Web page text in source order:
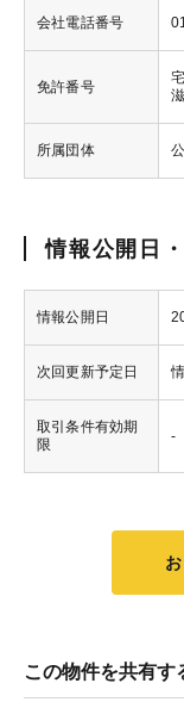
会社電話番号
免許番号
所属団体
情報公開日
情報公開日
次回更新予定日
取引条件有効期
限
-
この物件を共有す